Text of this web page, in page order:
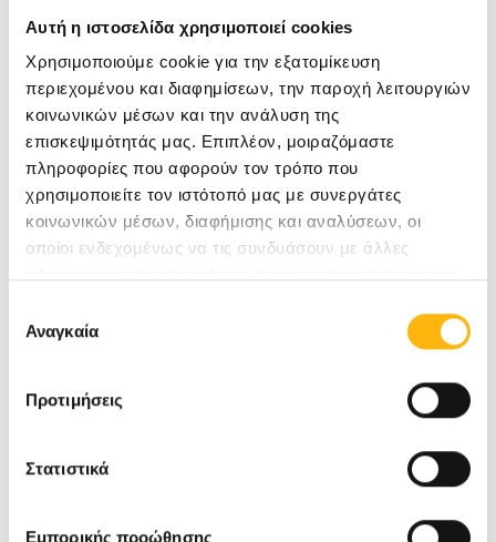
Αυτή η ιστοσελίδα χρησιμοποιεί cookies
Χρησιμοποιούμε cookie για την εξατομίκευση
περιεχομένου και διαφημίσεων, την παροχή λειτουργιών
κοινωνικών μέσων και την ανάλυση της
επισκεψιμότητάς μας. Επιπλέον, μοιραζόμαστε
πληροφορίες που αφορούν τον τρόπο που
χρησιμοποιείτε τον ιστότοπό μας με συνεργάτες
κοινωνικών μέσων, διαφήμισης και αναλύσεων, οι
οποίοι ενδεχομένως να τις συνδυάσουν με άλλες
των υπηρεσιών τους.
συγκατάθεσης
Αναγκαία
Προτιμήσεις
Στατιστικά
Εμπορικής προώθησης
Τα Check Ups:
Απευθύνονται σε παιδιά ηλικίας 5 ετών και
άνω
Διενεργούνται κατόπιν ραντεβού στα
τηλέφωνα: 2410996000 & 2410996091
Ξεκινήστε τη σχολική χρονιά με τον ετήσιο
Φροντίζουμε ό,τι πολυτιμότερο έχετε, την υγεία